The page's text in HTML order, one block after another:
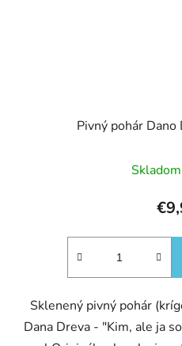
Pivný pohár
Skladom
Sklenený pivný pohár
Dana Dreva - "Kim, ale ja